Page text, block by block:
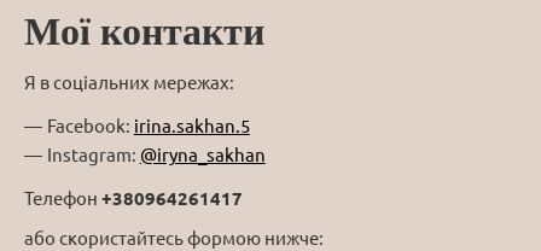
Мої контакти
Я в соціальних мережах:
Facebook: irina.sakhan.5
Instagram: @iryna_sakhan
Телефон +380964261417
або скористайтесь формою нижче: